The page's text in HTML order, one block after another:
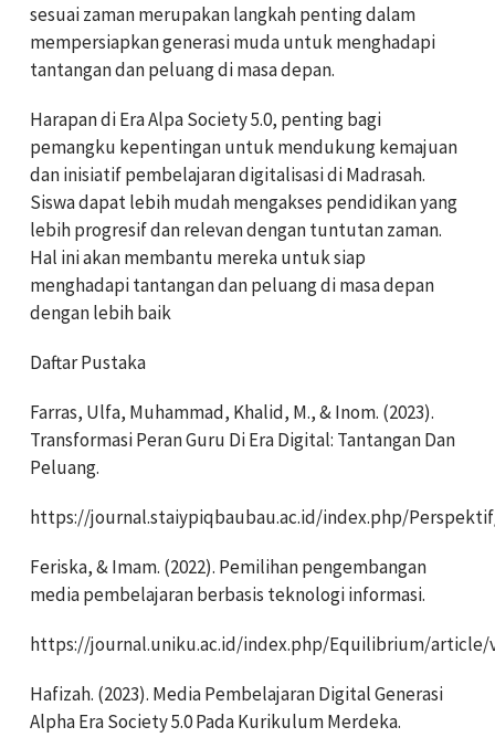
sesuai zaman merupakan langkah penting dalam
mempersiapkan generasi muda untuk menghadapi
tantangan dan peluang di masa depan.
Harapan di Era Alpa Society 5.0, penting bagi
pemangku kepentingan untuk mendukung kemajuan
dan inisiatif pembelajaran digitalisasi di Madrasah.
Siswa dapat lebih mudah mengakses pendidikan yang
lebih progresif dan relevan dengan tuntutan zaman.
Hal ini akan membantu mereka untuk siap
menghadapi tantangan dan peluang di masa depan
dengan lebih baik
Daftar Pustaka
Farras, Ulfa, Muhammad, Khalid, M., & Inom. (2023).
Transformasi Peran Guru Di Era Digital: Tantangan Dan
Peluang.
https://journal.staiypiqbaubau.ac.id/index.php/
Feriska, & Imam. (2022). Pemilihan pengembangan
media pembelajaran berbasis teknologi informasi.
https://journal.uniku.ac.id/index.php/Equilibrium/article/
Hafizah. (2023). Media Pembelajaran Digital Generasi
Alpha Era Society 5.0 Pada Kurikulum Merdeka.